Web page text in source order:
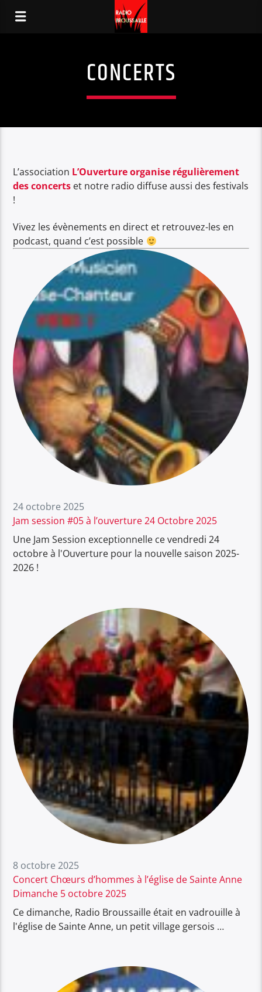
CONCERTS
L’association L’Ouverture organise régulièrement
des concerts et notre radio diffuse aussi des festivals
!
Vivez les évènements en direct et retrouvez-les en
podcast, quand c’est possible
24 octobre 2025
Jam session #05 à l’ouverture 24 Octobre 2025
Une Jam Session exceptionnelle ce vendredi 24
octobre à l'Ouverture pour la nouvelle saison 2025-
2026 !
8 octobre 2025
Concert Chœurs d’hommes à l’église de Sainte Anne
Dimanche 5 octobre 2025
Ce dimanche, Radio Broussaille était en vadrouille à
l'église de Sainte Anne, un petit village gersois …